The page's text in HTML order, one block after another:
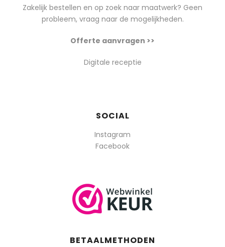
Zakelijk bestellen en op zoek naar maatwerk? Geen
probleem, vraag naar de mogelijkheden.
Offerte aanvragen >>
Digitale receptie
SOCIAL
Instagram
Facebook
BETAALMETHODEN